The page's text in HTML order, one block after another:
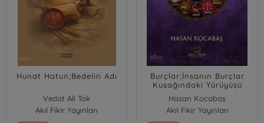
Hunat Hatun;Bedelin Adı
Vedat Ali Tok
Akıl Fikir Yayınları
Burçlar;İnsanın Burçlar
Kuşağındaki Yürüyüşü
Hasan Kocabaş
Akıl Fikir Yayınları